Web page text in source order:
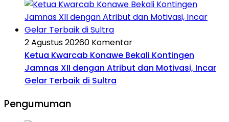
2 Agustus 20260 Komentar
Ketua Kwarcab Konawe Bekali Kontingen
Jamnas XII dengan Atribut dan Motivasi, Incar
Gelar Terbaik di Sultra
Pengumuman